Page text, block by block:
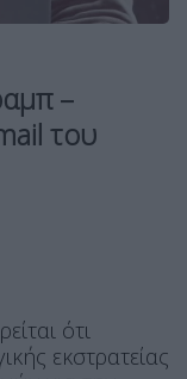
–
του
ότι
εκστρατείας